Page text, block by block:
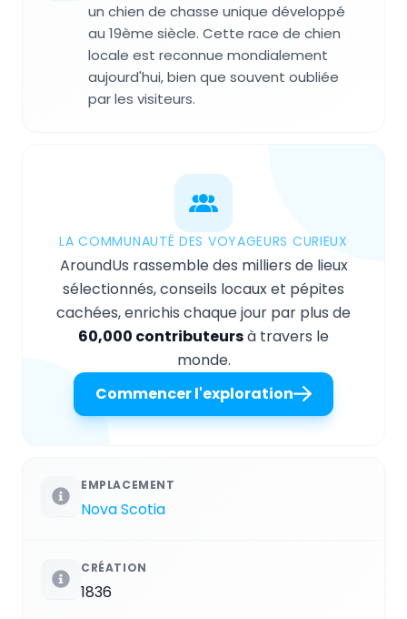
un chien de chasse unique développé
au 19ème siècle. Cette race de chien
locale est reconnue mondialement
aujourd'hui, bien que souvent oubliée
par les visiteurs.
LA COMMUNAUTÉ DES VOYAGEURS CURIEUX
AroundUs rassemble des milliers de lieux
sélectionnés, conseils locaux et pépites
cachées, enrichis chaque jour par plus de
60,000 contributeursà travers le
monde.
Commencer l'exploration
EMPLACEMENT
Nova Scotia
CRÉATION
1836